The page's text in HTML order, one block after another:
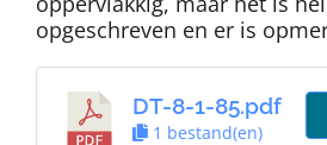
opgeschreven en er is
DT-8-1-85.pdf
1 bestand(en)